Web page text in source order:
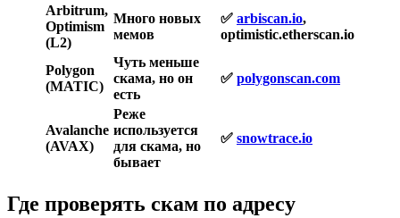
Arbitrum,
Optimism
(L2)
Много новых
мемов
✅ arbiscan.io,
optimistic.etherscan.io
Polygon
(MATIC)
Чуть меньше
скама, но он
есть
✅ polygonscan.com
Avalanche
(AVAX)
Реже
используется
для скама, но
бывает
✅ snowtrace.io
Где проверять скам по адресу